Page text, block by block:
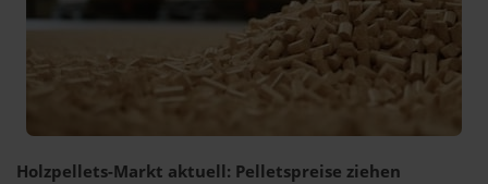
Holzpellets-Markt aktuell: Pelletspreise ziehen